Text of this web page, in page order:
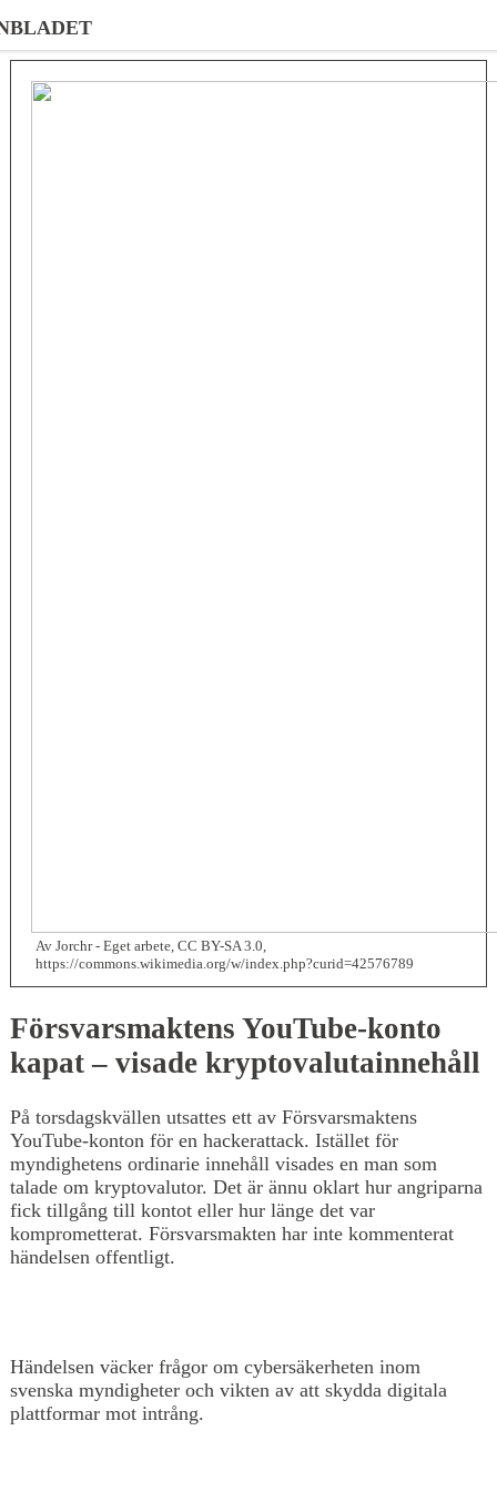
Av Jorchr - Eget arbete, CC BY-SA 3.0,
https://commons.wikimedia.org/w/index.php?curid=42576789
Försvarsmaktens YouTube-konto
kapat – visade kryptovalutainnehåll
På torsdagskvällen utsattes ett av Försvarsmaktens
YouTube-konton för en hackerattack. Istället för
myndighetens ordinarie innehåll visades en man som
talade om kryptovalutor. Det är ännu oklart hur angriparna
fick tillgång till kontot eller hur länge det var
komprometterat. Försvarsmakten har inte kommenterat
händelsen offentligt.
Händelsen väcker frågor om cybersäkerheten inom
svenska myndigheter och vikten av att skydda digitala
plattformar mot intrång.